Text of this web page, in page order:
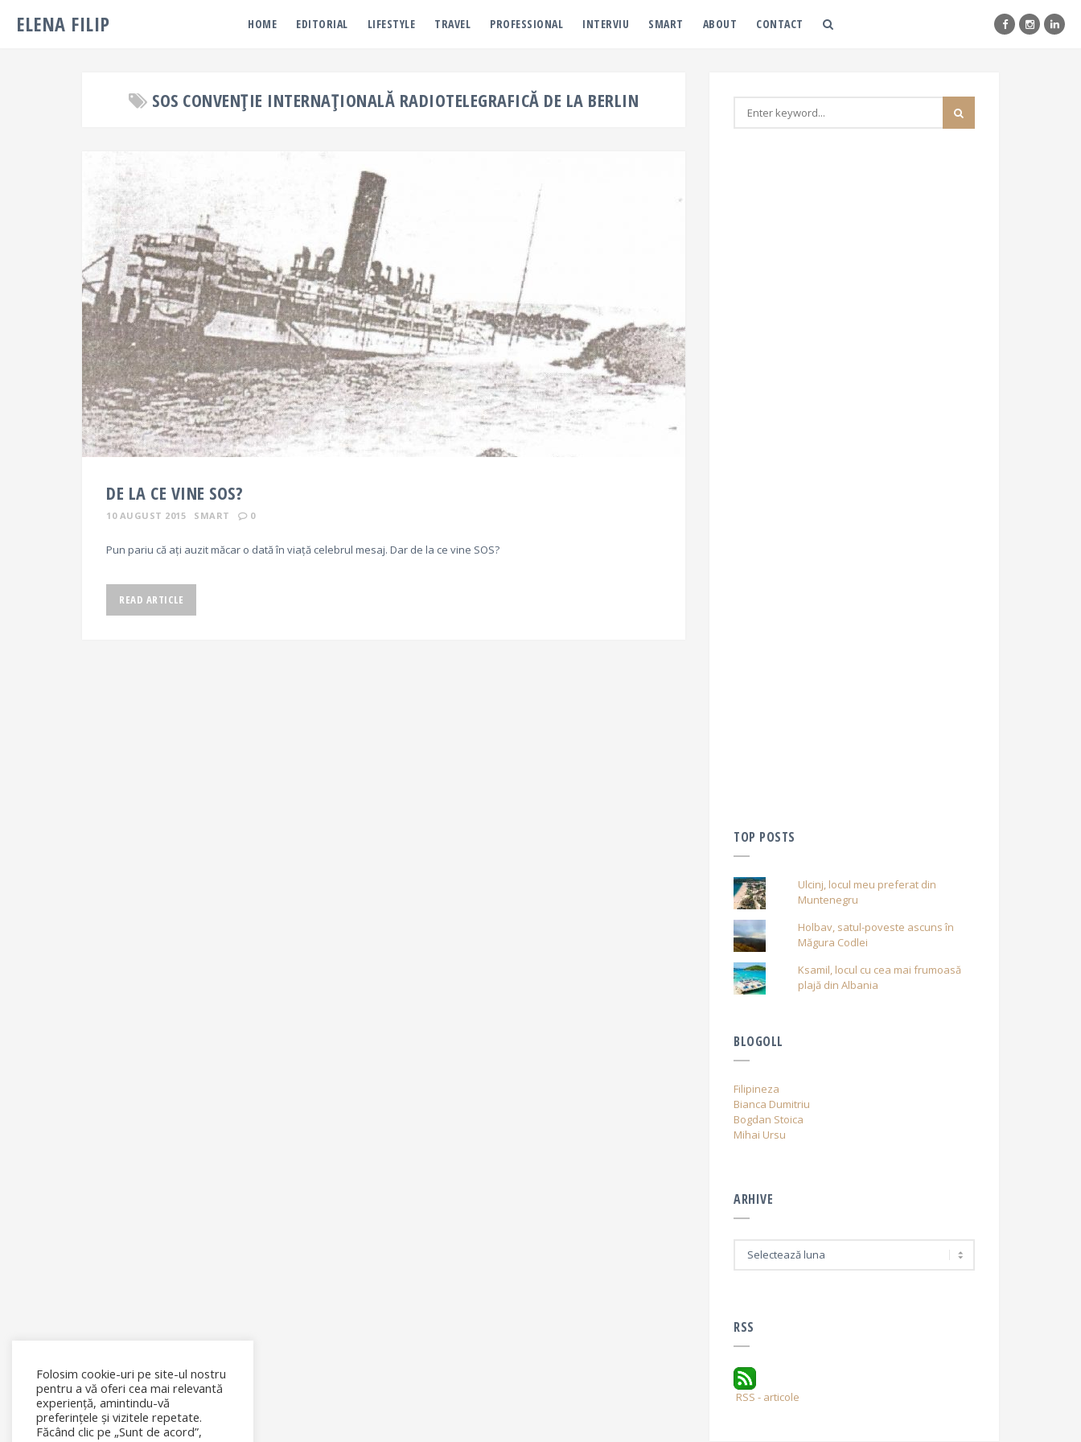
ELENA FILIP HOME EDITORIAL LIFESTYLE TRAVEL PROFESSIONAL INTERVIU SMART ABOUT CONTACT
SOS CONVENȚIE INTERNAȚIONALĂ RADIOTELEGRAFICĂ DE LA BERLIN
DE LA CE VINE SOS?
10 AUGUST 2015 SMART 0
Pun pariu că ați auzit măcar o dată în viață celebrul mesaj. Dar de la ce vine SOS?
READ ARTICLE
TOP POSTS
Ulcinj, locul meu preferat din
Muntenegru
Holbav, satul-poveste ascuns în
Măgura Codlei
Ksamil, locul cu cea mai frumoasă
plajă din Albania
BLOGOLL
Filipineza
Bianca Dumitriu
Bogdan Stoica
Mihai Ursu
ARHIVE
RSS
RSS - articole
Folosim cookie-uri pe site-ul nostru
pentru a vă oferi cea mai relevantă
experiență, amintindu-vă
preferințele și vizitele repetate.
Făcând clic pe „Sunt de acord”,